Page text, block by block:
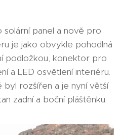
panel a nově pro
je jako obvykle pohodlná
podložkou, konektor pro
a LED osvětlení interiéru.
byl rozšířen a je nyní větší
zadní a boční pláštěnku.